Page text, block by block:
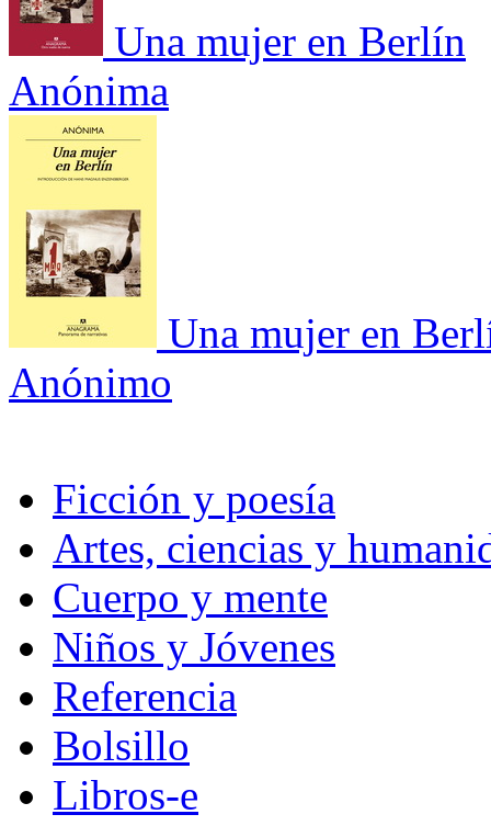
Una mujer en Berlín
Anónima
Una mujer en
Anónimo
Ficción y poesía
Artes, ciencias y
Cuerpo y mente
Niños y Jóvenes
Referencia
Bolsillo
Libros-e